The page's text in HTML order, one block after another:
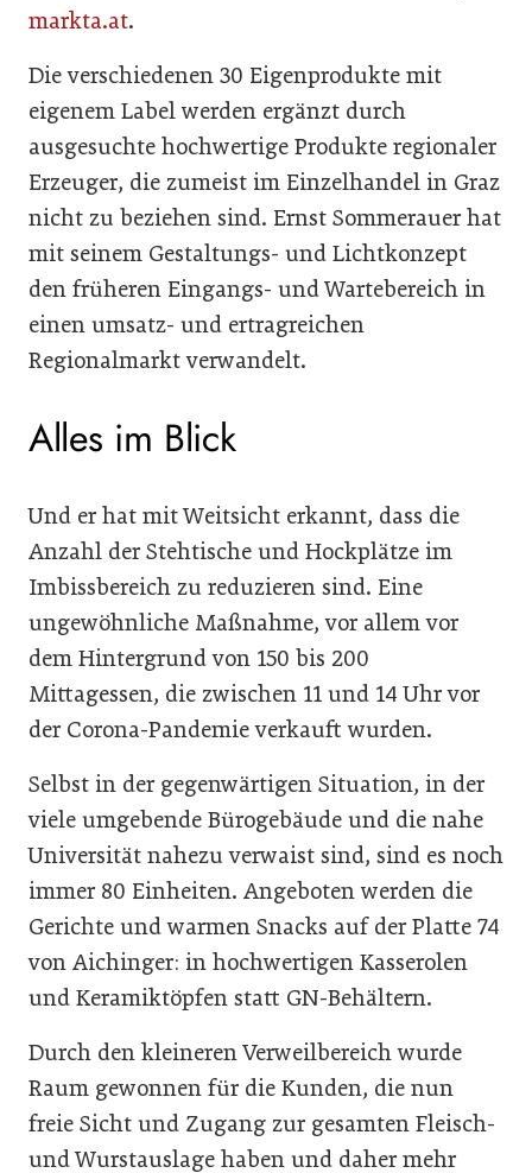
markta.at.
Die verschiedenen 30 Eigenprodukte mit
eigenem Label werden ergänzt durch
ausgesuchte hochwertige Produkte regionaler
Erzeuger, die zumeist im Einzelhandel in Graz
nicht zu beziehen sind. Ernst Sommerauer hat
mit seinem Gestaltungs- und Lichtkonzept
den früheren Eingangs- und Wartebereich in
einen umsatz- und ertragreichen
Regionalmarkt verwandelt.
Alles im Blick
Und er hat mit Weitsicht erkannt, dass die
Anzahl der Stehtische und Hockplätze im
Imbissbereich zu reduzieren sind. Eine
ungewöhnliche Maßnahme, vor allem vor
dem Hintergrund von 150 bis 200
Mittagessen, die zwischen 11 und 14 Uhr vor
der Corona-Pandemie verkauft wurden.
Selbst in der gegenwärtigen Situation, in der
viele umgebende Bürogebäude und die nahe
Universität nahezu verwaist sind, sind es noch
immer 80 Einheiten. Angeboten werden die
Gerichte und warmen Snacks auf der Platte 74
von Aichinger: in hochwertigen Kasserolen
und Keramiktöpfen statt GN-Behältern.
Durch den kleineren Verweilbereich wurde
Raum gewonnen für die Kunden, die nun
freie Sicht und Zugang zur gesamten Fleisch-
und Wurstauslage haben und daher mehr